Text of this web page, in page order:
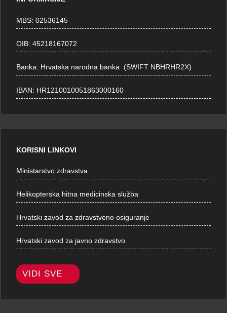
MBS: 02536145
OIB: 45218167072
Banka: Hrvatska narodna banka (SWIFT NBHRHR2X)
IBAN: HR1210010051863000160
KORISNI LINKOVI
Ministarstvo zdravstva
Helikopterska hitna medicinska služba
Hrvatski zavod za zdravstveno osiguranje
Hrvatski zavod za javno zdravstvo
VIDI SVE